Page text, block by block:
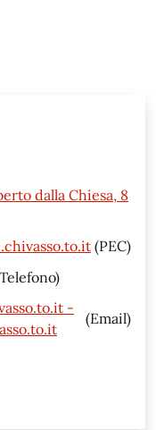
dalla Chiesa, 8
(PEC)
-
(Email)